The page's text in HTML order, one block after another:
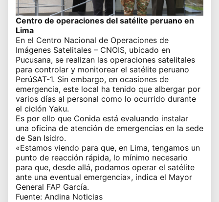
Centro de operaciones del satélite peruano en
Lima
En el Centro Nacional de Operaciones de
Imágenes Satelitales – CNOIS, ubicado en
Pucusana, se realizan las operaciones satelitales
para controlar y monitorear el satélite peruano
PerúSAT-1. Sin embargo, en ocasiones de
emergencia, este local ha tenido que albergar por
varios días al personal como lo ocurrido durante
el ciclón Yaku.
Es por ello que Conida está evaluando instalar
una oficina de atención de emergencias en la sede
de San Isidro.
«Estamos viendo para que, en Lima, tengamos un
punto de reacción rápida, lo mínimo necesario
para que, desde allá, podamos operar el satélite
ante una eventual emergencia», indica el Mayor
General FAP García.
Fuente: Andina Noticias